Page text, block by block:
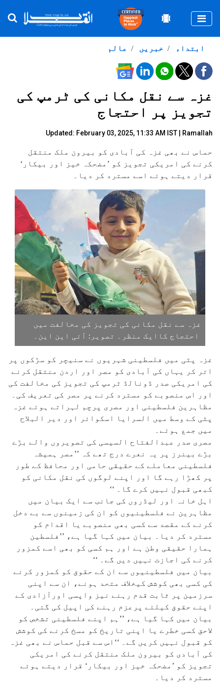
عالم خبریں ابتداء
غزہ سے نقل مکانی کی ٹرمپ کی
تجویز پر احتجاج
Updated: February 03, 2025, 11:33 AM IST | Ramallah
حماس نے بھی غزہ کی آبادی کو بیرون ملک منتقل
کرنے کی امریکی تجویز کو ’مضحکہ خیز اور بیکار‘
قرار دیتے ہوئے اسے مسترد کر دیا۔
غزہ سے نقل مکانی کی تجویز کی مخالفت میں
احتجاج کاایک منظر۔ تصویر: آئی این این۔
غزہ پٹی میں فلسطینی شہریوں نے سنیچر کو سڑکوں پر
اتر کر یہاں کی آبادی کو مصر اور اردن منتقل کرنے
کی امریکی صدر ڈونالڈ ٹرمپ کی تجویز کی مخالفت کی
اور اس منصوبے کو مسترد کرنے پر مصر کی تعریف کی۔
مظاہرین فلسطینی اور مصری پرچم لہراتے ہوئے غزہ
پٹی کے وسط میں السرایا اسکوائر اور دیر البلاح
میں جمع ہوئے۔
مصری صدر عبدالفتاح السیسی کی تصویروں والے بڑے
بڑے بینرز پر یہ نعرے درج تھے کہ ’’مصر ہمیشہ
فلسطینی معاملے کے حقیقی حامی اور محافظ کے طور
پر کھڑا رہے گا اور اپنے لوگوں کی نقل مکانی کو
کبھی قبول نہیں کرے گا۔ ‘‘
اہل خانہ اور لیڈروں کی جانب سے ایک بیان میں
مظاہرین نے فلسطینیوں کو ان کی زمینوں سے بے دخل
کرنے کے مقصد سے کسی بھی منصوبے یا اقدام کو
مسترد کر دیا۔ بیان میں کہا گیا ہے، ’’فلسطین
ہمارا حقیقی وطن ہے اور ہم کسی کو بھی اسے کمزور
کرنے کی اجازت نہیں دیں گے۔ ‘‘
بیان میں فلسطینیوں سے ان کے حقوق کو کمزور کرنے
کی کسی بھی کوشش کیخلاف متحد ہونے، ان سے اپنی
سرزمین پر ثابت قدم رہنے نیز واپسی اورآزادی کے
اپنے حقوق کیلئے پرعزم رہنے کی اپیل کی گئی۔
بیان میں کہا گیا ہے، ’’ہم اپنے فلسطینی تشخص کو
لاحق کسی خطرے یا اپنی تاریخ کو مسخ کرنے کی کوشش
کو قبول نہیں کریں گے۔ ‘‘اس سے قبل حماس نے بھی غزہ
کی آبادی کو بیرون ملک منتقل کرنے کی امریکی
تجویز کو ’مضحکہ خیز اور بیکار‘ قرار دیتے ہوئے
مسترد کر دیا۔